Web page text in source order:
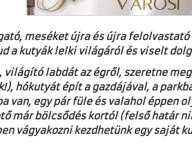
meséket újra és újra felolvastató
a kutyák lelki világáról és viselt
labdát az égről, szeretne
hókutyát épít a gazdájával, a
van, egy pár füle és valahol éppen
már bölcsődés kortól (felső határ
vágyakozni kezdhetünk egy saját